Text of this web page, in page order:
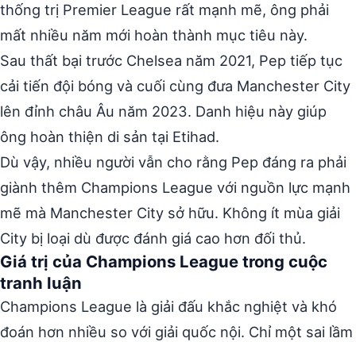
thống trị Premier League rất mạnh mẽ, ông phải
mất nhiều năm mới hoàn thành mục tiêu này.
Sau thất bại trước Chelsea năm 2021, Pep tiếp tục
cải tiến đội bóng và cuối cùng đưa Manchester City
lên đỉnh châu Âu năm 2023. Danh hiệu này giúp
ông hoàn thiện di sản tại Etihad.
Dù vậy, nhiều người vẫn cho rằng Pep đáng ra phải
giành thêm Champions League với nguồn lực mạnh
mẽ mà Manchester City sở hữu. Không ít mùa giải
City bị loại dù được đánh giá cao hơn đối thủ.
Giá trị của Champions League trong cuộc
tranh luận
Champions League là giải đấu khắc nghiệt và khó
đoán hơn nhiều so với giải quốc nội. Chỉ một sai lầm